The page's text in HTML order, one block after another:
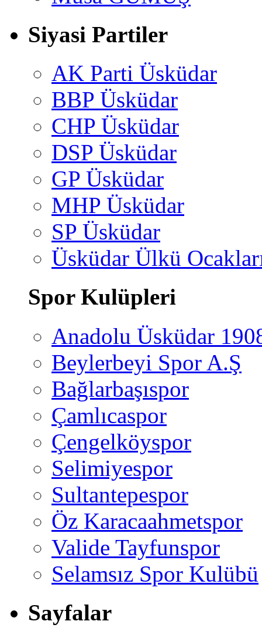
Siyasi Partiler
AK Parti Üsküdar
BBP Üsküdar
CHP Üsküdar
DSP Üsküdar
GP Üsküdar
MHP Üsküdar
SP Üsküdar
Üsküdar Ülkü
Spor Kulüpleri
Anadolu Üsküdar
Beylerbeyi Spor A.Ş
Bağlarbaşıspor
Çamlıcaspor
Çengelköyspor
Selimiyespor
Sultantepespor
Öz Karacaahmetspor
Valide Tayfunspor
Selamsız Spor Kulübü
Sayfalar